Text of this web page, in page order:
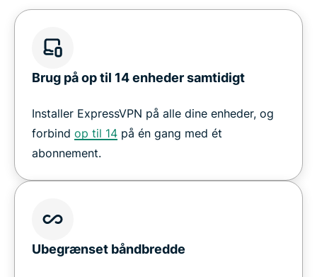
Brug på op til 14 enheder samtidigt
Installer ExpressVPN på alle dine enheder, og
forbind op til 14 på én gang med ét
abonnement.
Ubegrænset båndbredde